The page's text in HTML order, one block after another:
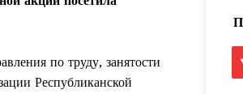
по труду, занятости
Республиканской